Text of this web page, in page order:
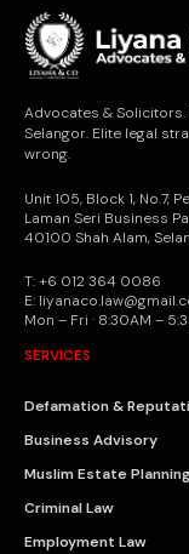
Advocates & Solicitors.
Selangor. Elite legal
wrong.
Unit 105, Block 1, No.7,
Laman Seri Business
40100 Shah Alam,
T: +6 012 364 0086
E:
Mon – Fri · 8:30AM –
SERVICES
Defamation &
Business Advisory
Muslim Estate Planning
Criminal Law
Employment Law